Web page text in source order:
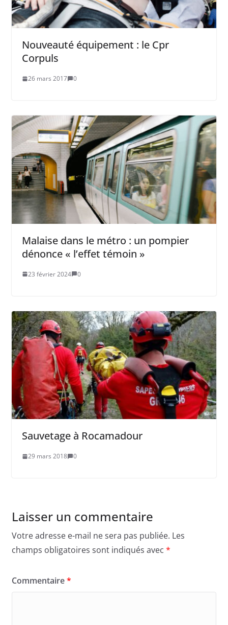
Nouveauté équipement : le Cpr
Corpuls
26 mars 2017 0
Malaise dans le métro : un pompier
dénonce « l’effet témoin »
23 février 2024 0
Sauvetage à Rocamadour
29 mars 2018 0
Laisser un commentaire
Votre adresse e-mail ne sera pas publiée. Les
champs obligatoires sont indiqués avec *
Commentaire*